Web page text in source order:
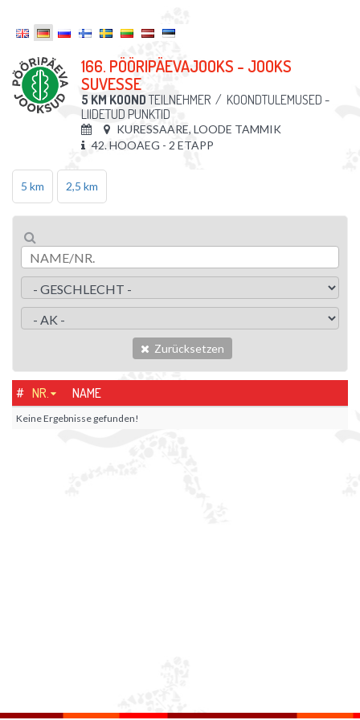
166. PÖÖRIPÄEVAJOOKS - JOOKS
SUVESSE
5 KM KOOND TEILNEHMER / KOONDTULEMUSED -
LIIDETUD PUNKTID
KURESSAARE, LOODE TAMMIK
42. HOOAEG - 2 ETAPP
5 km 2,5 km
Zurücksetzen
# NR. NAME
Keine Ergebnisse gefunden!